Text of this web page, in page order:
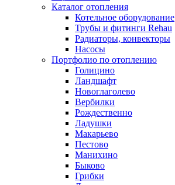
Каталог отопления
Котельное оборудование
Трубы и фитинги Rehau
Радиаторы, конвекторы
Насосы
Портфолио по отоплению
Голицино
Ландшафт
Новоглаголево
Вербилки
Рождественно
Ладушки
Макарьево
Пестово
Манихино
Быково
Грибки